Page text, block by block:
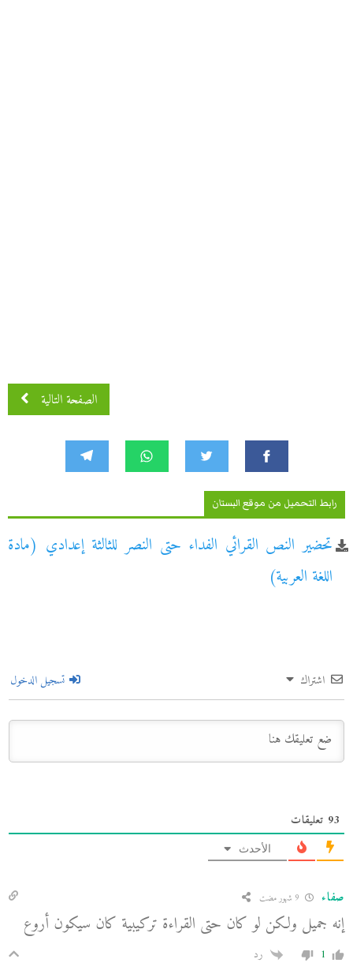
الصفحة التالية
رابط التحميل من موقع البستان
تحضير النص القرائي الفداء حتى النصر للثالثة إعدادي (مادة
اللغة العربية)
اشتراك تسجيل الدخول
93 تعليقات
الأحدث
صفاء
إنه جميل ولكن لو كان حتى القراءة تركيبية كان سيكون أروع
1 رد